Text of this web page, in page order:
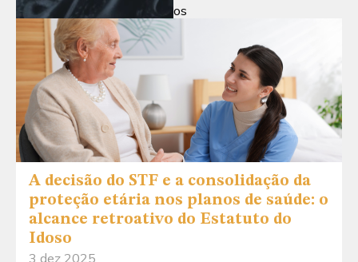
os
A decisão do STF e a consolidação da
proteção etária nos planos de saúde: o
alcance retroativo do Estatuto do
Idoso
3 dez 2025